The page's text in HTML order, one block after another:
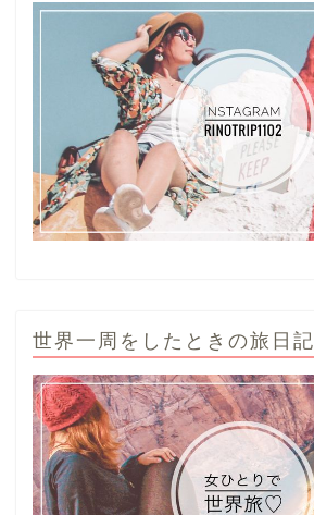
世界一周をしたときの旅日記